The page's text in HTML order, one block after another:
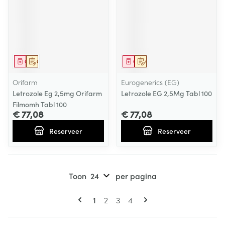
Op voorschrift
Geneesmiddel
Orifarm
Letrozole Eg 2,5mg Orifarm
Filmomh Tabl 100
€ 77,08
Reserveer
Op voorschrift
Geneesmiddel
Eurogenerics (EG)
Letrozole EG 2,5Mg Tabl 100
€ 77,08
Reserveer
Pagina's
U lees momenteel pagina
1 Pagina
2 Pagina
3 Pagina
4
Toon per pagina